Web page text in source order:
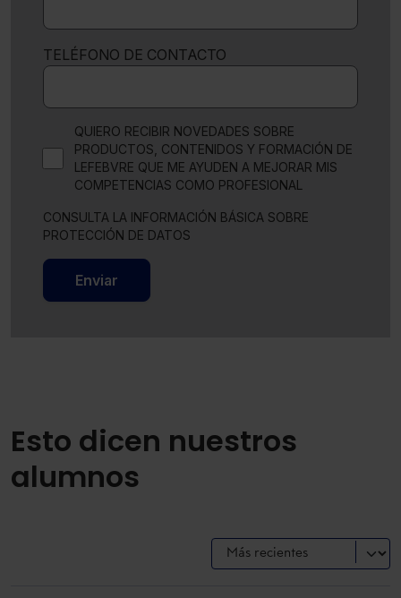
TELÉFONO DE CONTACTO
QUIERO RECIBIR NOVEDADES SOBRE
PRODUCTOS, CONTENIDOS Y FORMACIÓN DE
LEFEBVRE QUE ME AYUDEN A MEJORAR MIS
COMPETENCIAS COMO PROFESIONAL
CONSULTA LA INFORMACIÓN BÁSICA SOBRE
PROTECCIÓN DE DATOS
Enviar
Esto dicen nuestros
alumnos